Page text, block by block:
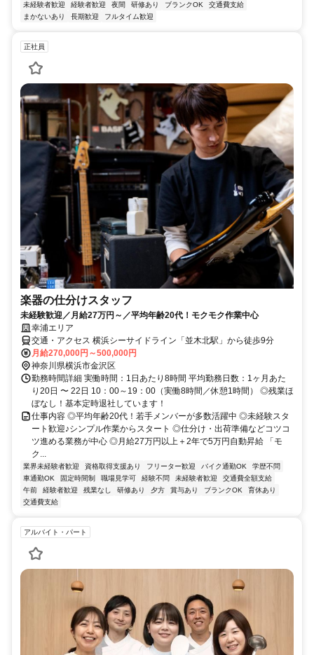
未経験者歓迎
経験者歓迎 夜間 研修あり ブランクOK
交通費支給
まかないあり
長期歓迎 フルタイム歓迎
正社員
楽器の仕分けスタッフ
未経験歓迎／月給27万円～／平均年齢20代！モクモク作業中心
幸浦エリア
交通・アクセス 横浜シーサイドライン「並木北駅」から徒歩9分
月給270,000円～500,000円
神奈川県横浜市金沢区
勤務時間詳細 実働時間：1日あたり8時間 平均勤務日数：1ヶ月あた
り20日 〜 22日 10：00～19：00（実働8時間／休憩1時間） ◎残業ほ
ぼなし！基本定時退社しています！
仕事内容 ◎平均年齢20代！若手メンバーが多数活躍中 ◎未経験スタ
ート歓迎♪シンプル作業からスタート ◎仕分け・出荷準備などコツコ
ツ進める業務が中心 ◎月給27万円以上＋2年で5万円自動昇給 「モ
ク...
業界未経験者歓迎 資格取得支援あり フリーター歓迎 バイク通勤OK
学歴不問
車通勤OK
固定時間制 職場見学可 経験不問 未経験者歓迎
交通費全額支給
午前
経験者歓迎 残業なし 研修あり 夕方 賞与あり ブランクOK
育休あり
交通費支給
アルバイト・パート